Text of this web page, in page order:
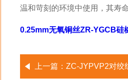
温和苛刻的环境中使用，其寿
0.25mm无氧铜丝ZR-YGCB硅
上一篇： ZC-JYPVP2对绞